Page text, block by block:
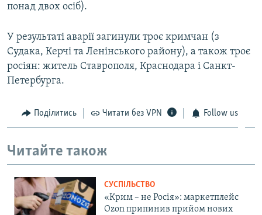
понад двох осіб).
У результаті аварії загинули троє кримчан (з
Судака, Керчі та Ленінського району), а також троє
росіян: житель Ставрополя, Краснодара і Санкт-
Петербурга.
Поділитись Читати без VPN Follow us
Читайте також
СУСПІЛЬСТВО
«Крим – не Росія»: маркетплейс
Ozon припинив прийом нових